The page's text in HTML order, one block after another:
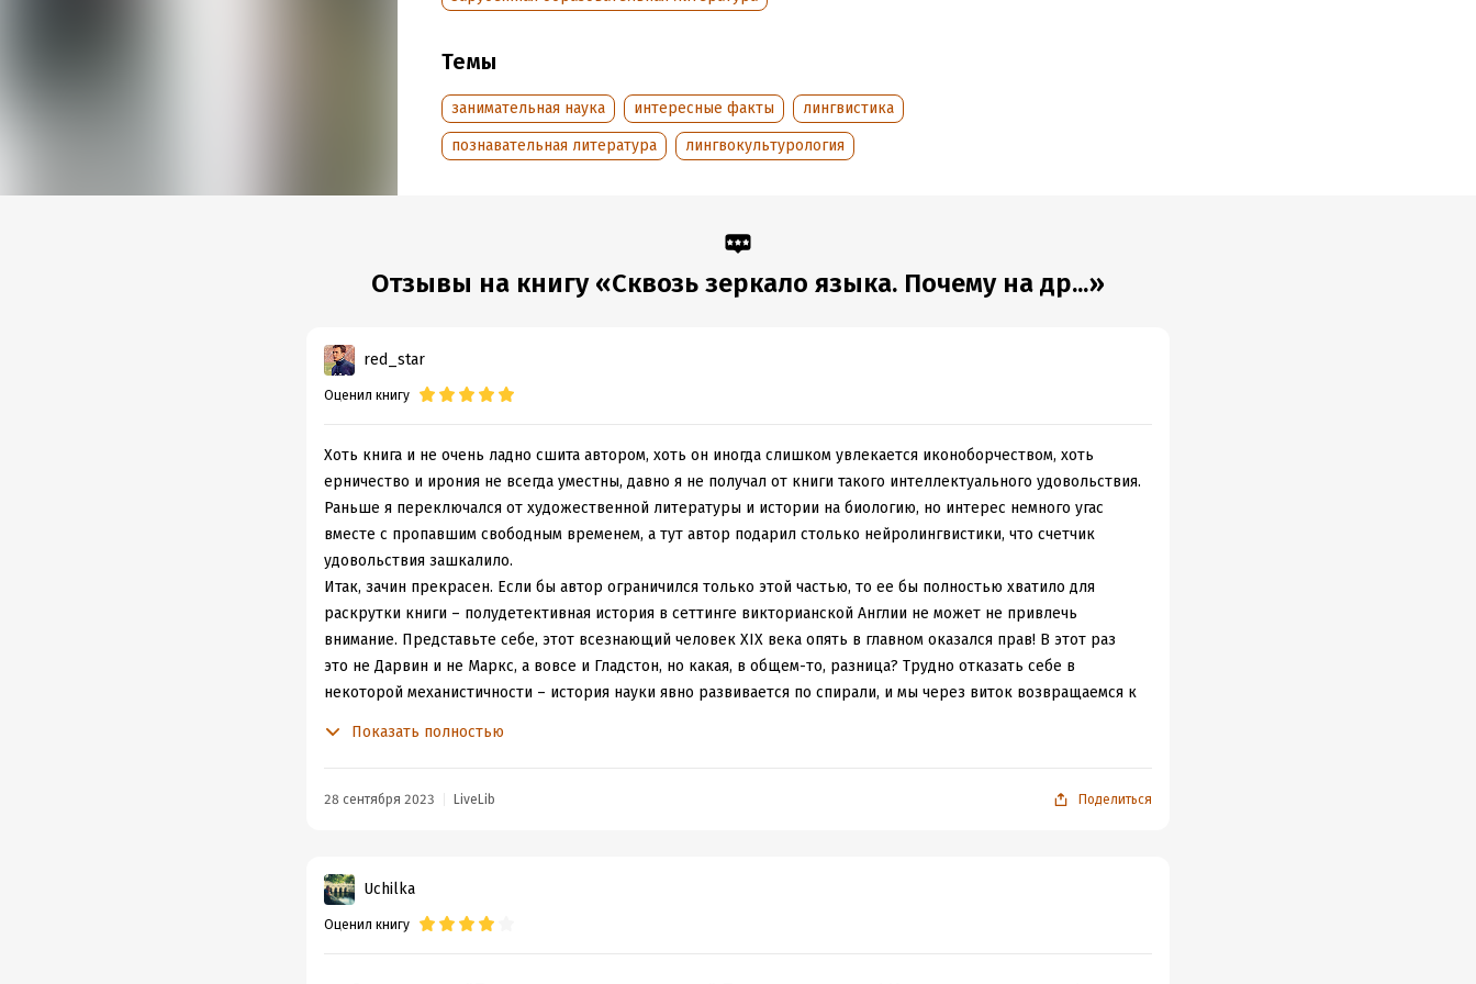
Подробная информация
Дата написания:1 января 2010
Объем:587219
Год издания:2025
ISBN (EAN):9785170837113
Переводчик:
Время на чтение:
Темы
занимательная наука интересные факты
лингвистика
познавательная литература
лингвокультурология
Отзывы на книгу «Сквозь зеркало языка. Почему на др...»
red_star
Оценил книгу
Хоть книга и не очень ладно сшита автором, хоть он иногда слишком увлекается иконоборчеством, хоть
ерничество и ирония не всегда уместны, давно я не получал от книги такого интеллектуального удовольствия.
Раньше я переключался от художественной литературы и истории на биологию, но интерес немного угас
вместе с пропавшим свободным временем, а тут автор подарил столько нейролингвистики, что счетчик
удовольствия зашкалило.
Итак, зачин прекрасен. Если бы автор ограничился только этой частью, то ее бы полностью хватило для
раскрутки книги – полудетективная история в сеттинге викторианской Англии не может не привлечь
внимание. Представьте себе, этот всезнающий человек XIX века опять в главном оказался прав! В этот раз
это не Дарвин и не Маркс, а вовсе и Гладстон, но какая, в общем-то, разница? Трудно отказать себе в
некоторой механистичности – история науки явно развивается по спирали, и мы через виток возвращаемся к
Гомера не было слов для заметного числа цветов. Из этой заметки выросли дебаты, которые в целом
автор книги насмехается – как аксиома в научно-популярном журнале: сначала черный и белый, потом
красный, потом желтый или зеленый, затем синий/голубой. Но как? Почему? Культура или физиология?
Автор пишет задорно, с юмором. Как неспециалиста меня смущали разве что пассажи против мейнстрима –
Показать полностью
28 сентября 2023 LiveLib Поделиться
Uchilka
Оценил книгу